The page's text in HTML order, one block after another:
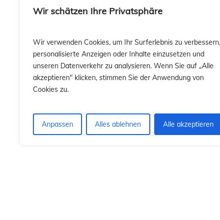
Wir schätzen Ihre Privatsphäre
Wir verwenden Cookies, um Ihr Surferlebnis zu verbessern,
personalisierte Anzeigen oder Inhalte einzusetzen und
unseren Datenverkehr zu analysieren. Wenn Sie auf „Alle
akzeptieren" klicken, stimmen Sie der Anwendung von
Cookies zu.
Anpassen Alles ablehnen Alle akzeptieren